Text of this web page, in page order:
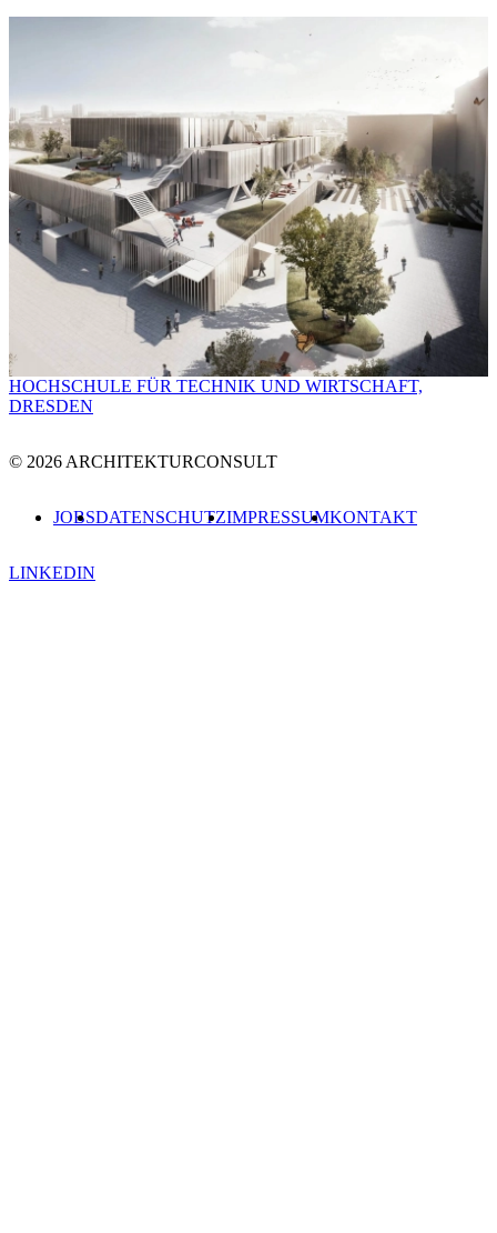
HOCHSCHULE FÜR TECHNIK UND WIRTSCHAFT,
DRESDEN
© 2026 ARCHITEKTURCONSULT
JOBSDATENSCHUTZIMPRESSUMKONTAKT
LINKEDIN